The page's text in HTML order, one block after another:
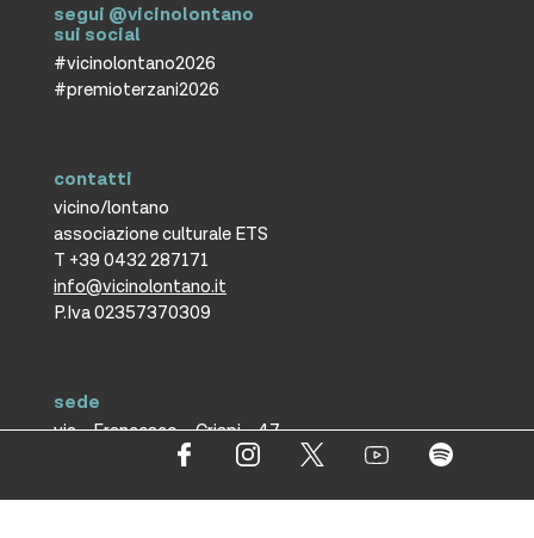
segui @vicinolontano
sui social
#vicinolontano2026
#premioterzani2026
contatti
vicino/lontano
associazione culturale ETS
T +39 0432 287171
info@vicinolontano.it
P.Iva 02357370309
sede
via Francesco Crispi 47